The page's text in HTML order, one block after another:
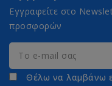
Εγγραφείτε στο
προσφορών
Θέλω να λαμβάνω